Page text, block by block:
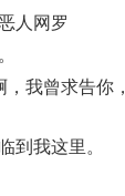
人网罗
，我曾求告你，
到我这里。